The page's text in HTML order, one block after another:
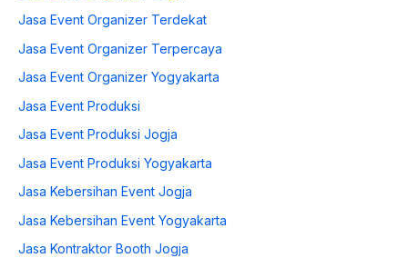
Jasa Event Organizer Terdekat
Jasa Event Organizer Terpercaya
Jasa Event Organizer Yogyakarta
Jasa Event Produksi
Jasa Event Produksi Jogja
Jasa Event Produksi Yogyakarta
Jasa Kebersihan Event Jogja
Jasa Kebersihan Event Yogyakarta
Jasa Kontraktor Booth Jogja